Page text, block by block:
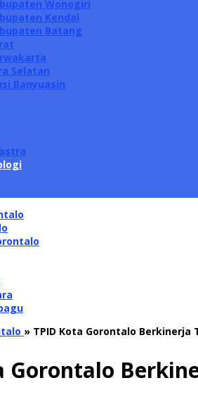
Wonogiri
Kendal
Batang
Selatan
Banyuasin
» TPID Kota Gorontalo Berkinerja
Gorontalo